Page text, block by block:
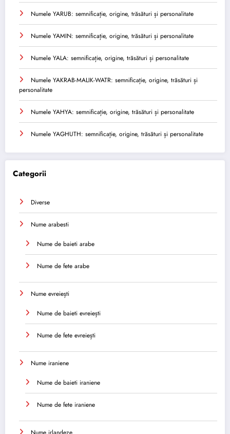
Numele YARUB: semnificație, origine, trăsături și personalitate
Numele YAMIN: semnificație, origine, trăsături și personalitate
Numele YALA: semnificație, origine, trăsături și personalitate
Numele YAKRAB-MALIK-WATR: semnificație, origine, trăsături și
personalitate
Numele YAHYA: semnificație, origine, trăsături și personalitate
Numele YAGHUTH: semnificație, origine, trăsături și personalitate
Categorii
Diverse
Nume arabesti
Nume de baieti arabe
Nume de fete arabe
Nume evreiești
Nume de baieti evreiești
Nume de fete evreiești
Nume iraniene
Nume de baieti iraniene
Nume de fete iraniene